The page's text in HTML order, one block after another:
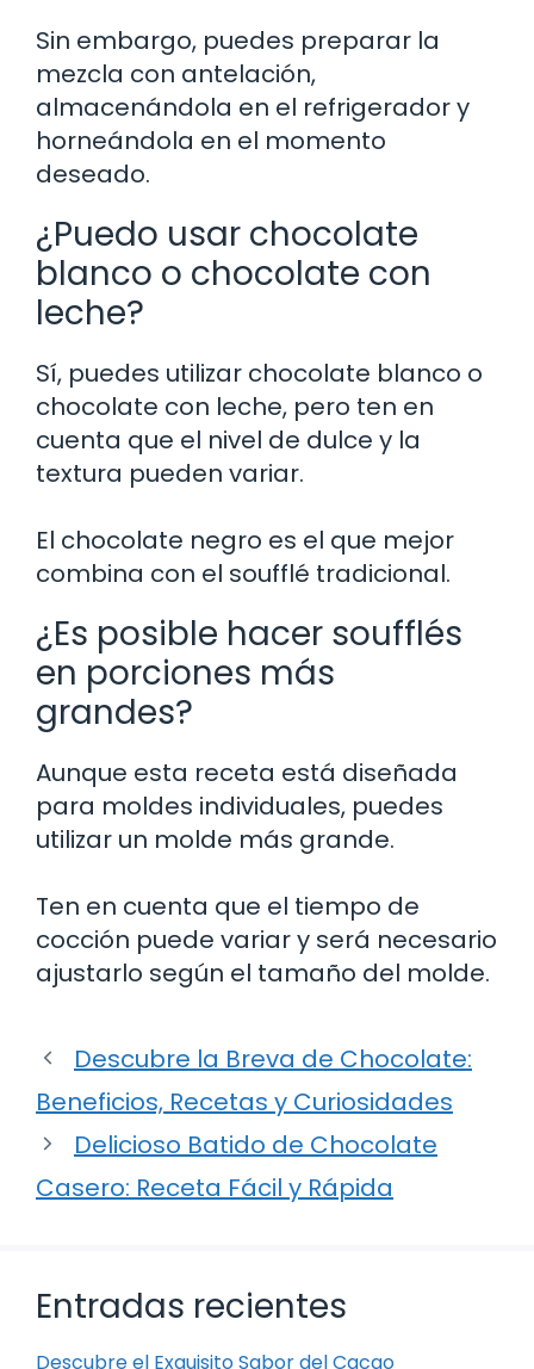
Sin embargo, puedes preparar la
mezcla con antelación,
almacenándola en el refrigerador y
horneándola en el momento
deseado.
¿Puedo usar chocolate
blanco o chocolate con
leche?
Sí, puedes utilizar chocolate blanco o
chocolate con leche, pero ten en
cuenta que el nivel de dulce y la
textura pueden variar.
El chocolate negro es el que mejor
combina con el soufflé tradicional.
¿Es posible hacer soufflés
en porciones más
grandes?
Aunque esta receta está diseñada
para moldes individuales, puedes
utilizar un molde más grande.
Ten en cuenta que el tiempo de
cocción puede variar y será necesario
ajustarlo según el tamaño del molde.
Descubre la Breva de Chocolate:
Beneficios, Recetas y Curiosidades
Delicioso Batido de Chocolate
Casero: Receta Fácil y Rápida
Entradas recientes
Descubre el Exquisito Sabor del Cacao